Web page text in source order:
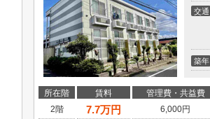
交通
築年
所在階 賃料 管理費・共益費
2階
7.7万円 6,000円